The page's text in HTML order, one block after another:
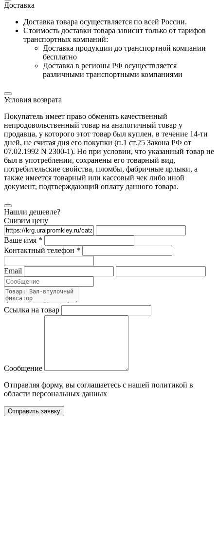
Доставка
Доставка товара осуществляется по всей России.
Cтоимость доставки товара зависит только от тарифов
транспортных компаний:
Доставка продукции до транспортной компании
бесплатно
Доставка в регионы РФ осуществляется
различными транспортными компаниями
Условия возврата
Покупатель имеет право обменять качественный
непродовольственный товар на аналогичный товар у
продавца, у которого этот товар был куплен, в течение 14-ти
дней, не считая дня его покупки (п.1 ст.25 Закона РФ от
07.02.1992 N 2300-1). Но при условии, что указанный товар не
был в употреблении, сохранены его товарный вид,
потребительские свойства, пломбы, фабричные ярлыки, а
также имеется товарный или кассовый чек либо иной
документ, подтверждающий оплату данного товара.
Нашли дешевле?
Снизим цену
Ваше имя *
Контактный телефон *
Email
Ссылка на товар
Сообщение
Отправляя форму, вы соглашаетесь с нашей политикой в
области персональных данных
Отправить заявку